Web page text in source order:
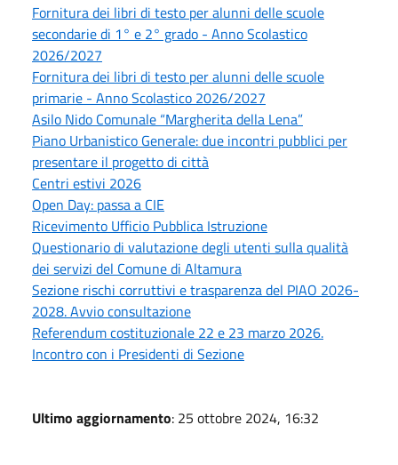
Fornitura dei libri di testo per alunni delle scuole
secondarie di 1° e 2° grado - Anno Scolastico
2026/2027
Fornitura dei libri di testo per alunni delle scuole
primarie - Anno Scolastico 2026/2027
Asilo Nido Comunale “Margherita della Lena”
Piano Urbanistico Generale: due incontri pubblici per
presentare il progetto di città
Centri estivi 2026
Open Day: passa a CIE
Ricevimento Ufficio Pubblica Istruzione
Questionario di valutazione degli utenti sulla qualità
dei servizi del Comune di Altamura
Sezione rischi corruttivi e trasparenza del PIAO 2026-
2028. Avvio consultazione
Referendum costituzionale 22 e 23 marzo 2026.
Incontro con i Presidenti di Sezione
Ultimo aggiornamento: 25 ottobre 2024, 16:32